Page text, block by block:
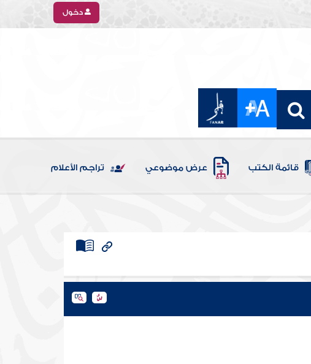
دخول
قائمة الكتب عرض موضوعي تراجم الأعلام